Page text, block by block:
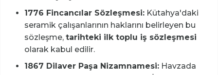
1776 Fincancılar Sözleşmesi: Kütahya'daki
seramik çalışanlarının haklarını belirleyen bu
sözleşme, tarihteki ilk toplu iş sözleşmesi
olarak kabul edilir.
1867 Dilaver Paşa Nizamnamesi: Havzada